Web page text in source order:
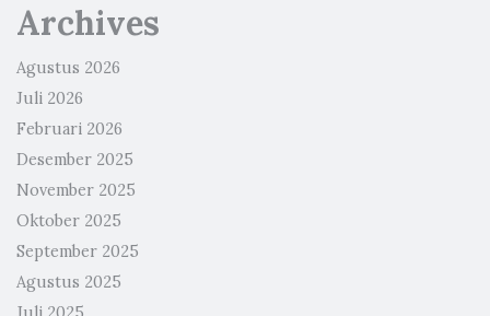
Archives
Agustus 2026
Juli 2026
Februari 2026
Desember 2025
November 2025
Oktober 2025
September 2025
Agustus 2025